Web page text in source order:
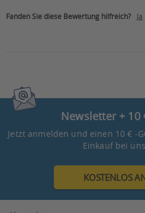
Fanden Sie diese Bewertung hilfreich? Ja
Newsletter + 10
Jetzt anmelden und einen 10 € -
Einkauf bei
KOSTENLOS